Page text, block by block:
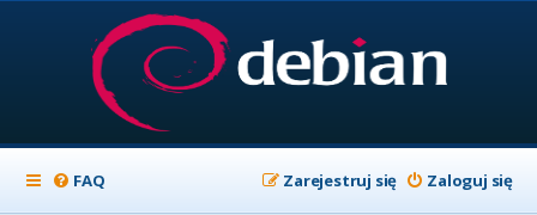
FAQ Zaloguj się
Zarejestruj się